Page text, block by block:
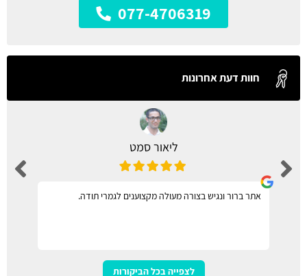
077-4706319
חוות דעת אחרונות
ליאור סמט
אתר ברור ונגיש בצורה מעולה מקצוענים לגמרי תודה.
לצפייה בכל הביקורות